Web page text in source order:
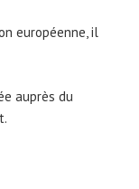
européenne, il
auprès du